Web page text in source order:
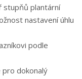
stupňů plantární
nastavení úhlu
podle
dokonalý